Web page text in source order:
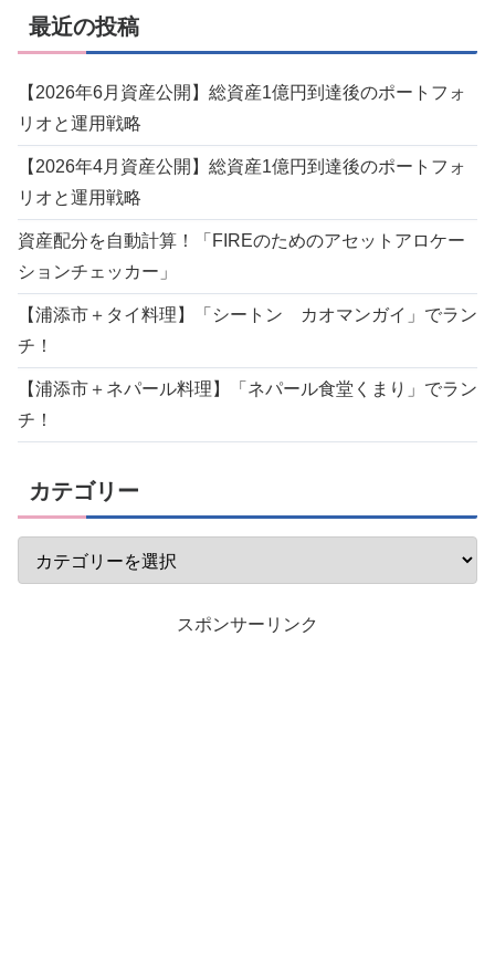
最近の投稿
【2026年6月資産公開】総資産1億円到達後のポートフォ
リオと運用戦略
【2026年4月資産公開】総資産1億円到達後のポートフォ
リオと運用戦略
資産配分を自動計算！「FIREのためのアセットアロケー
ションチェッカー」
【浦添市＋タイ料理】「シートン カオマンガイ」でラン
チ！
【浦添市＋ネパール料理】「ネパール食堂くまり」でラン
チ！
カテゴリー
スポンサーリンク